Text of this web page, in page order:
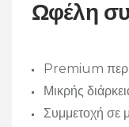
Ωφέλη
Premium
Μικρής
Συμμετοχή σε